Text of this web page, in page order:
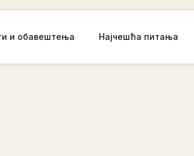
и обавештења Најчешћа питања